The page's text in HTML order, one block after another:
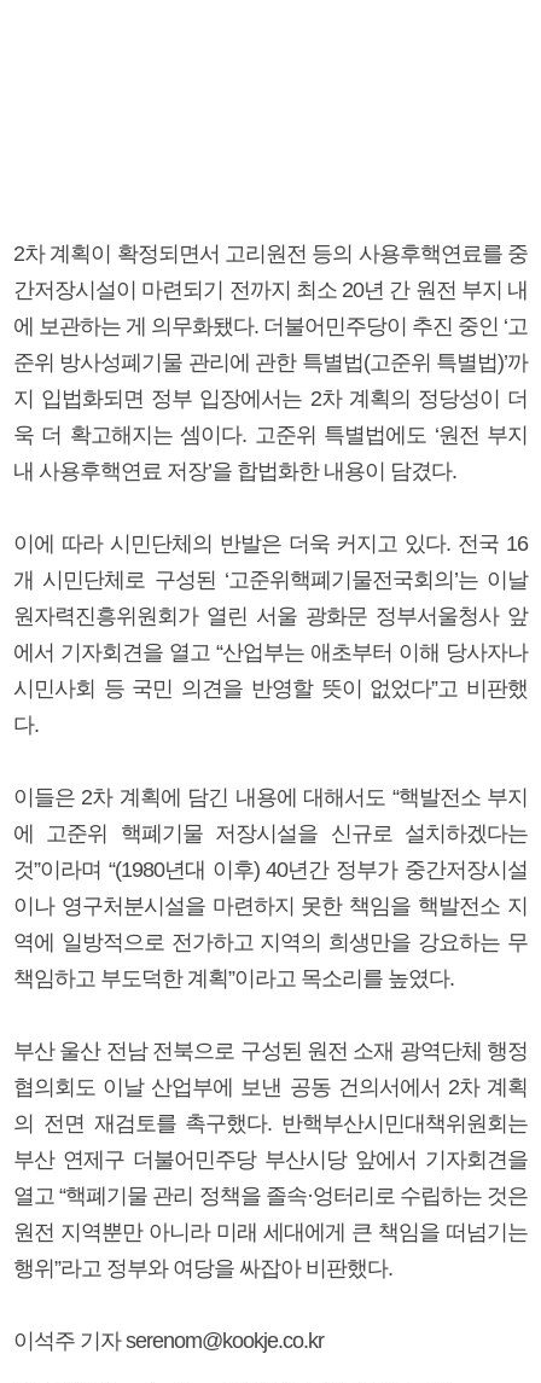
2차 계획이 확정되면서 고리원전 등의 사용후핵연료를 중
간저장시설이 마련되기 전까지 최소 20년 간 원전 부지 내
에 보관하는 게 의무화됐다. 더불어민주당이 추진 중인 ‘고
준위 방사성폐기물 관리에 관한 특별법(고준위 특별법)’까
지 입법화되면 정부 입장에서는 2차 계획의 정당성이 더
욱 더 확고해지는 셈이다. 고준위 특별법에도 ‘원전 부지
내 사용후핵연료 저장’을 합법화한 내용이 담겼다.
이에 따라 시민단체의 반발은 더욱 커지고 있다. 전국 16
개 시민단체로 구성된 ‘고준위핵폐기물전국회의’는 이날
원자력진흥위원회가 열린 서울 광화문 정부서울청사 앞
에서 기자회견을 열고 “산업부는 애초부터 이해 당사자나
시민사회 등 국민 의견을 반영할 뜻이 없었다”고 비판했
다.
이들은 2차 계획에 담긴 내용에 대해서도 “핵발전소 부지
에 고준위 핵폐기물 저장시설을 신규로 설치하겠다는
것”이라며 “(1980년대 이후) 40년간 정부가 중간저장시설
이나 영구처분시설을 마련하지 못한 책임을 핵발전소 지
역에 일방적으로 전가하고 지역의 희생만을 강요하는 무
책임하고 부도덕한 계획”이라고 목소리를 높였다.
부산 울산 전남 전북으로 구성된 원전 소재 광역단체 행정
협의회도 이날 산업부에 보낸 공동 건의서에서 2차 계획
의 전면 재검토를 촉구했다. 반핵부산시민대책위원회는
부산 연제구 더불어민주당 부산시당 앞에서 기자회견을
열고 “핵폐기물 관리 정책을 졸속·엉터리로 수립하는 것은
원전 지역뿐만 아니라 미래 세대에게 큰 책임을 떠넘기는
행위”라고 정부와 여당을 싸잡아 비판했다.
이석주 기자 serenom@kookje.co.kr